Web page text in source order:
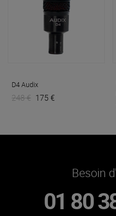
D4Audix
248 € 175 €
Besoin
01 80